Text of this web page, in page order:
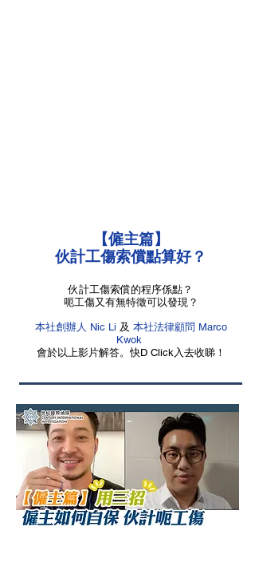
【僱主篇】
伙計工傷索償點算好？
伙計工傷索償的程序係點？
呃工傷又有無特徵可以發現？
本社創辦人 Nic Li 及 本社法律顧問 Marco
Kwok
會於以上影片解答。快D Click入去收睇！